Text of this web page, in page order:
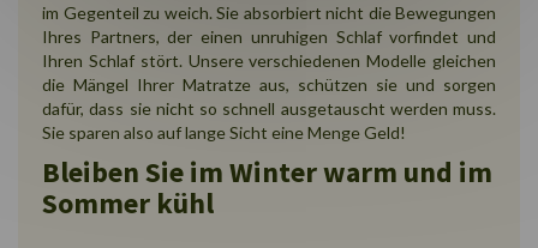
im Gegenteil zu weich. Sie absorbiert nicht die Bewegungen
Ihres Partners, der einen unruhigen Schlaf vorfindet und
Ihren Schlaf stört. Unsere verschiedenen Modelle gleichen
die Mängel Ihrer Matratze aus, schützen sie und sorgen
dafür, dass sie nicht so schnell ausgetauscht werden muss.
Sie sparen also auf lange Sicht eine Menge Geld!
Bleiben Sie im Winter warm und im
Sommer kühl